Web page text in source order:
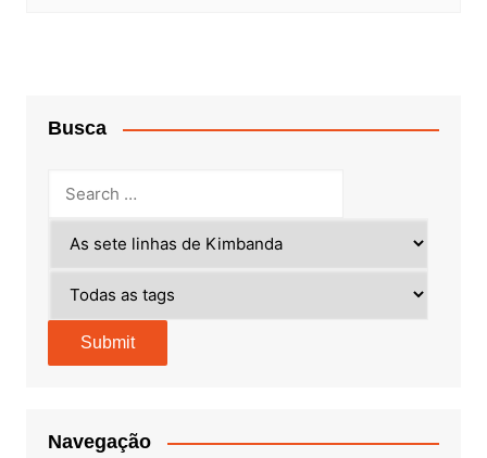
Busca
Navegação